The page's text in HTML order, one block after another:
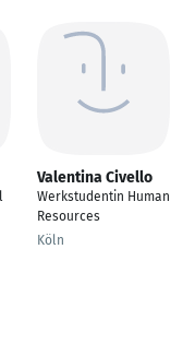
Valentina Civello
Werkstudentin Human
Resources
Köln